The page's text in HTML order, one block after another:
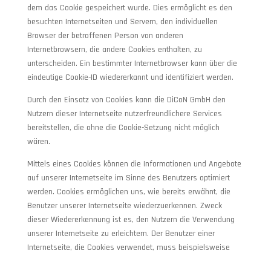
dem das Cookie gespeichert wurde. Dies ermöglicht es den
besuchten Internetseiten und Servern, den individuellen
Browser der betroffenen Person von anderen
Internetbrowsern, die andere Cookies enthalten, zu
unterscheiden. Ein bestimmter Internetbrowser kann über die
eindeutige Cookie-ID wiedererkannt und identifiziert werden.
Durch den Einsatz von Cookies kann die DiCoN GmbH den
Nutzern dieser Internetseite nutzerfreundlichere Services
bereitstellen, die ohne die Cookie-Setzung nicht möglich
wären.
Mittels eines Cookies können die Informationen und Angebote
auf unserer Internetseite im Sinne des Benutzers optimiert
werden. Cookies ermöglichen uns, wie bereits erwähnt, die
Benutzer unserer Internetseite wiederzuerkennen. Zweck
dieser Wiedererkennung ist es, den Nutzern die Verwendung
unserer Internetseite zu erleichtern. Der Benutzer einer
Internetseite, die Cookies verwendet, muss beispielsweise